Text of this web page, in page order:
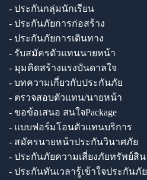
- ประกันกลุ่มนักเรียน
- ประกันภัยการก่อสร้าง
- ประกันภัยการเดินทาง
- รับสมัครตัวแทนนายหน้า
- มุมคิดสร้างแรงบันดาลใจ
- บทความเกี่ยวกับประกันภัย
- ตรวจสอบตัวแทน/นายหน้า
- ขอข้อเสนอ สนใจPackage
- แบบฟอร์มโอนตัวแทนบริการ
- สมัครนายหน้าประกันวินาศภัย
- ประกันภัยความเสี่ยงภัยทรัพย์สิน
- ประกันทันเวลารู้เข้าใจประกันภัย